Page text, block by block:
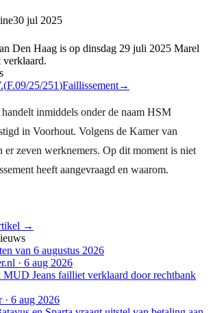
30 jul 2025
Den Haag is op dinsdag 29 juli 2025 Marel
(F.09/25/251)Faillissement→
inmiddels onder de naam HSM
in Voorhout. Volgens de Kamer van
zeven werknemers. Op dit moment is niet
heeft aangevraagd en waarom.
→
van 6 augustus 2026
· 6 aug 2026
Jeans failliet verklaard door rechtbank
· 6 aug 2026